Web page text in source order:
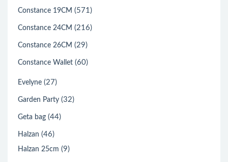
Constance 19CM (571)
Constance 24CM (216)
Constance 26CM (29)
Constance Wallet (60)
Evelyne (27)
Garden Party (32)
Geta bag (44)
Halzan (46)
Halzan 25cm (9)